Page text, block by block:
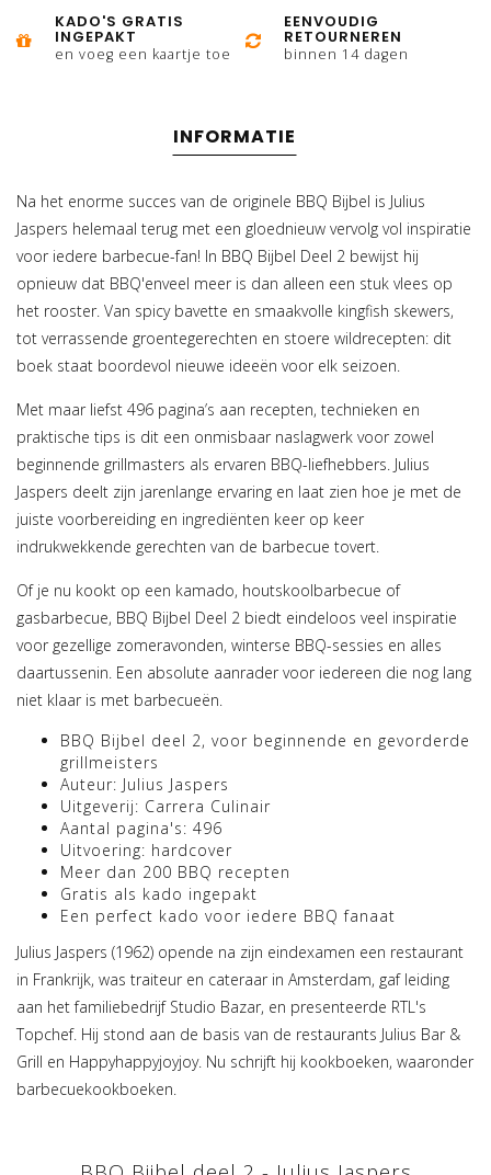
KADO'S GRATIS
INGEPAKT
en voeg een kaartje toe
EENVOUDIG
RETOURNEREN
binnen 14 dagen
INFORMATIE
Na het enorme succes van de originele BBQ Bijbel is Julius
Jaspers helemaal terug met een gloednieuw vervolg vol inspiratie
voor iedere barbecue-fan! In BBQ Bijbel Deel 2 bewijst hij
opnieuw dat BBQ'enveel meer is dan alleen een stuk vlees op
het rooster. Van spicy bavette en smaakvolle kingfish skewers,
tot verrassende groentegerechten en stoere wildrecepten: dit
boek staat boordevol nieuwe ideeën voor elk seizoen.
Met maar liefst 496 pagina’s aan recepten, technieken en
praktische tips is dit een onmisbaar naslagwerk voor zowel
beginnende grillmasters als ervaren BBQ-liefhebbers. Julius
Jaspers deelt zijn jarenlange ervaring en laat zien hoe je met de
juiste voorbereiding en ingrediënten keer op keer
indrukwekkende gerechten van de barbecue tovert.
Of je nu kookt op een kamado, houtskoolbarbecue of
gasbarbecue, BBQ Bijbel Deel 2 biedt eindeloos veel inspiratie
voor gezellige zomeravonden, winterse BBQ-sessies en alles
daartussenin. Een absolute aanrader voor iedereen die nog lang
niet klaar is met barbecueën.
BBQ Bijbel deel 2, voor beginnende en gevorderde
grillmeisters
Auteur: Julius Jaspers
Uitgeverij: Carrera Culinair
Aantal pagina's: 496
Uitvoering: hardcover
Meer dan 200 BBQ recepten
Gratis als kado ingepakt
Een perfect kado voor iedere BBQ fanaat
Julius Jaspers (1962) opende na zijn eindexamen een restaurant
in Frankrijk, was traiteur en cateraar in Amsterdam, gaf leiding
aan het familiebedrijf Studio Bazar, en presenteerde RTL's
Topchef. Hij stond aan de basis van de restaurants Julius Bar &
Grill en Happyhappyjoyjoy. Nu schrijft hij kookboeken, waaronder
barbecuekookboeken.